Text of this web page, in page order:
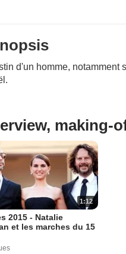
d'un homme,
making-
1:12
2015 - Natalie
et les marches du 15